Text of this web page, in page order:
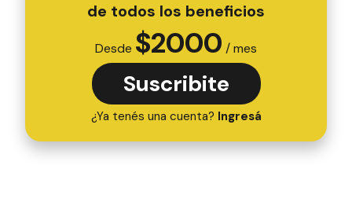
de todos los beneficios
Desde $2000 / mes
Suscribite
¿Ya tenés una cuenta? Ingresá